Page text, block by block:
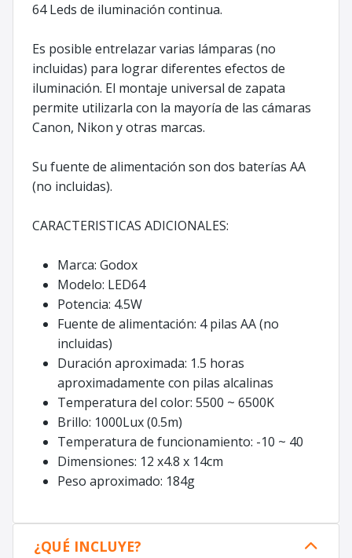
64 Leds de iluminación continua.
Es posible entrelazar varias lámparas (no
incluidas) para lograr diferentes efectos de
iluminación. El montaje universal de zapata
permite utilizarla con la mayoría de las cámaras
Canon, Nikon y otras marcas.
Su fuente de alimentación son dos baterías AA
(no incluidas).
CARACTERISTICAS ADICIONALES:
Marca: Godox
Modelo: LED64
Potencia: 4.5W
Fuente de alimentación: 4 pilas AA (no
incluidas)
Duración aproximada: 1.5 horas
aproximadamente con pilas alcalinas
Temperatura del color: 5500 ~ 6500K
Brillo: 1000Lux (0.5m)
Temperatura de funcionamiento: -10 ~ 40
Dimensiones: 12 x4.8 x 14cm
Peso aproximado: 184g
¿QUÉ INCLUYE?